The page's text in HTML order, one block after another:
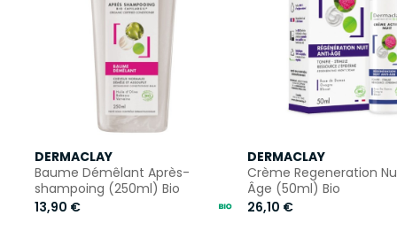
DERMACLAY
Baume Démêlant Après-
shampoing (250ml) Bio
13,90 €
DERMACLAY
Crème Regeneration
Âge (50ml) Bio
26,10 €